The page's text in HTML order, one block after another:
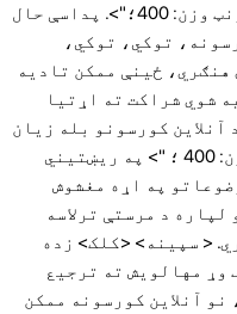
<سپک سټایل = "فونټ وزن: 400؛">. پداسې حال
توکي، توکي،
ځینې ممکن تادیه
شوي شراکت ته اړتیا
= "فونټ وزن: 400؛"> د آنلاین کورسونو بله زیان
<< سپکنه> "فونټ وزن: 400 ؛ "> په ریښتیني
په اړه مغشوش
لپاره د مرستې ترلاسه
< سپینه> <کلک> زده
وړ مهالویش ته ترجیع
آنلاین کورسونه ممکن